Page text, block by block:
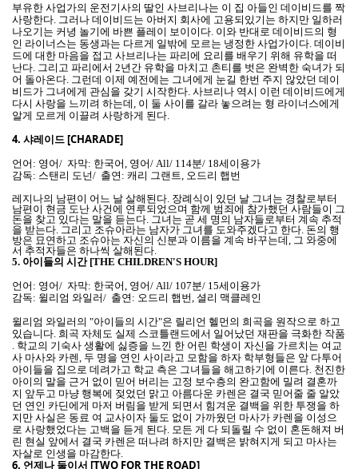
부유한 사업가의 운전기사의 딸인 사브리나는 이 집 아들인 데이비드를 짝
사랑한다. 그러나 데이비드는 아버지 회사에 고용되있기는 하지만 일하러
나오기는 커녕 놀기에 바쁜 플레이 보이이다. 이와 반대로 데이비드의 형
인 라이너스는 동생과는 다르게 일밖에 모르는 냉정한 사업가이다. 데이비
드에 대한 마음을 접고 사브리나는 파리에 요리를 배우기 위해 유학을 떠
난다. 그리고 파리에서 2년간 유학을 마치고 촌티를 벗은 완벽한 숙녀가 되
어 돌아온다. 그런데 이제 예전에는 그녀에게 눈길 한번 주지 않았던 데이
비드가 그녀에게 관심을 갖기 시작한다. 사브리나 역시 이런 데이비드에게
다시 사랑을 느끼려 하는데, 이 둘 사이를 갈라 놓으려는 형 라이너스에게
알게 모르게 이끌려 사랑하게 된다.
4. 샤레이드 [CHARADE]
언어: 영어/ 자막: 한국어, 영어/ All/ 114분/ 18세이용가
감독: 스탠리 도넌/ 출연: 캐리 그랜트, 오드리 햅번
레지나의 남편이 어느 날 살해된다. 장례식이 있던 날 그녀는 경찰로부터
남편이 현금 도난 사건에 연루되었으며 함께 범죄에 참가했던 사람들이 그
돈을 찾고 있다는 말을 듣는다. 그녀는 곧 세 명의 남자들로부터 계속 추적
을 받는다. 그리고 조슈아라는 남자가 그녀를 도와주겠다고 한다. 돈의 행
방은 묘연하고 조슈아는 자신의 신분과 이름을 계속 바꾸는데, 그 와중에
서 추적자들은 하나씩 살해된다.
5. 아이들의 시간 [THE CHILDREN'S HOUR]
언어: 영어/ 자막: 한국어, 영어/ All/ 107분/ 15세이용가
감독: 윌리엄 와일러/ 출연: 오드리 햅번, 셜리 맥클레인
윌리엄 와일러의 "아이들의 시간"은 릴리언 헬먼의 희곡을 원작으로 하고
있습니다. 희곡 자체도 실제 스코틀랜드에서 일어났던 재판을 극화한 작품
. 학교의 기숙사 생활에 싫증을 느낀 한 어린 학생이 자신을 가르치는 여교
사 마사와 카렌, 두 명을 연인 사이라고 모함을 하자 학부형들은 앞 다투어
아이들을 집으로 데려가고 학교 측은 그녀들을 해고하기에 이른다. 천진한
아이의 말을 근거 없이 믿어 버리는 고정 보수층의 완고함에 밀려 결혼까
지 앞두고 마냥 행복에 젖었던 맑고 아름다운 카렌은 결국 믿어줄 줄 알았
던 연인 카딘에게 마저 버림을 받게 되면서 힘겨운 결백을 위한 투쟁을 하
지만 사실은 동료 여 교사이자 둘도 없이 가까웠던 마사가 카렌을 이성으
로 사랑했었다는 고백을 듣게 된다. 모든 게 다 되돌릴 수 없이 혼돈해져 버
린 현실 앞에서 결국 카렌은 떠나려 하지만 결백은 밝혀지게 되고 마사는
자살로 인생을 마감한다.
6. 언제나 둘이서 [TWO FOR THE ROAD]